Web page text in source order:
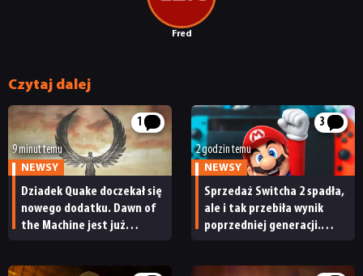
Fred
Czytaj dalej
1
9 minut temu
NEWSY
Dziadek Quake doczekał się
nowego dodatku. Dawn of
the Machine jest już
3
2 godzin temu
NEWSY
Sprzedaż Switcha 2 spadła,
ale i tak przebiła wynik
poprzedniej generacji.